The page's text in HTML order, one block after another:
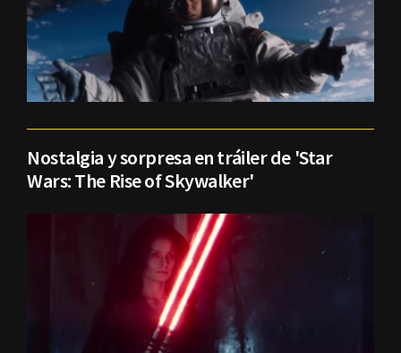
Nostalgia y sorpresa en tráiler de 'Star
Wars: The Rise of Skywalker'